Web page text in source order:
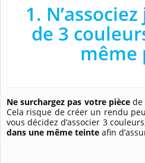
1.
de 3
même
Ne surchargez pas votre piècede
Cela risque de créer un rendu
vous décidez d’associer 3
dans une même teinte afin